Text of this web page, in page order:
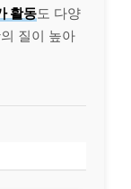
활동도 다양
질이 높아